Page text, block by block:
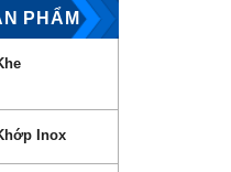
PHẨM
Inox